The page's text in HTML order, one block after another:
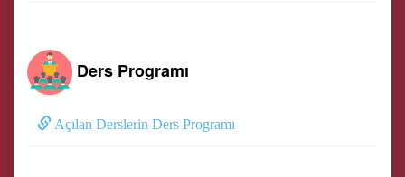
Ders Programı
Açılan Derslerin Ders Programı